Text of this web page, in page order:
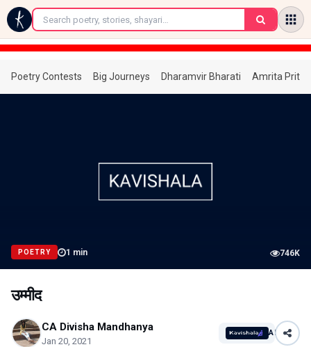
←
Poetry Contests Big Journeys Dharamvir Bharati Amrita
POETRY 1 min 746K
उम्मीद
CA Divisha Mandhanya
Jan 20, 2021
AI